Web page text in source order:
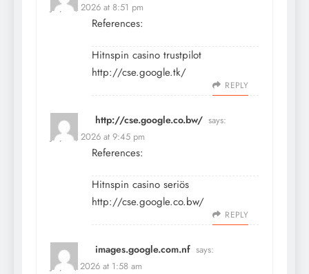
July 16, 2026 at 8:51 pm
References:
Hitnspin casino trustpilot
http://cse.google.tk/
REPLY
http://cse.google.co.bw/ says:
July 16, 2026 at 9:45 pm
References:
Hitnspin casino seriös
http://cse.google.co.bw/
REPLY
images.google.com.nf says:
July 17, 2026 at 1:58 am